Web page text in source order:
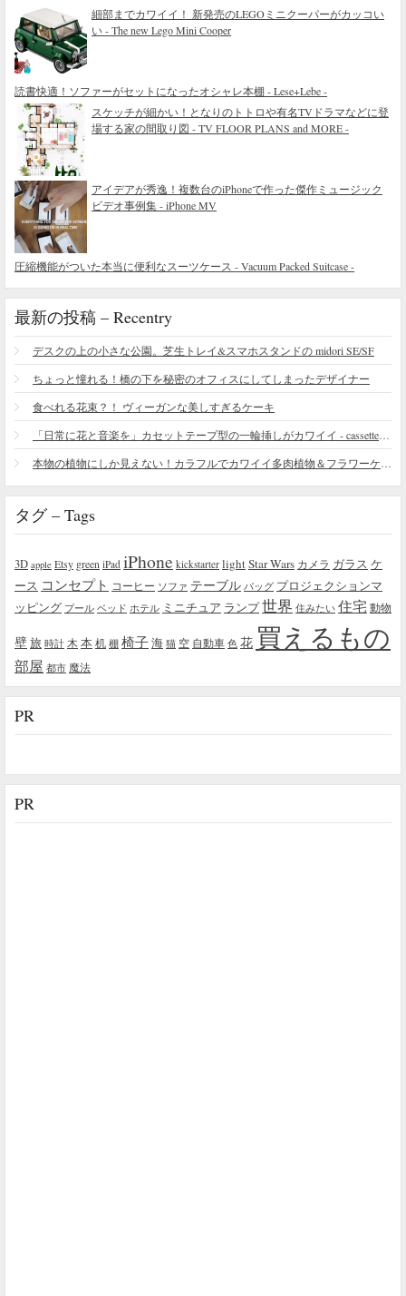
細部までカワイイ！ 新発売のLEGOミニクーパーがカッコい
い - The new Lego Mini Cooper
読書快適！ソファーがセットになったオシャレ本棚 - Lese+Lebe -
スケッチが細かい！となりのトトロや有名TVドラマなどに登
場する家の間取り図 - TV FLOOR PLANS and MORE -
アイデアが秀逸！複数台のiPhoneで作った傑作ミュージック
ビデオ事例集 - iPhone MV
圧縮機能がついた本当に便利なスーツケース - Vacuum Packed Suitcase -
最新の投稿 – Recentry
デスクの上の小さな公園。芝生トレイ&スマホスタンドの midori SE/SF
ちょっと憧れる！橋の下を秘密のオフィスにしてしまったデザイナー
食べれる花束？！ ヴィーガンな美しすぎるケーキ
タグ – Tags
3D apple Etsy green iPad iPhone kickstarter lightStar Wars カメラ ガラス ケ
ース コンセプト コーヒー ソファ テーブル バッグ プロジェクションマ
ッピング プール ベッド ホテル ミニチュア ランプ世界 住みたい 住宅 動物
壁旅 時計 木 本机 棚 椅子海 猫 空 自動車 色 花 買えるもの
部屋 都市 魔法
PR
PR